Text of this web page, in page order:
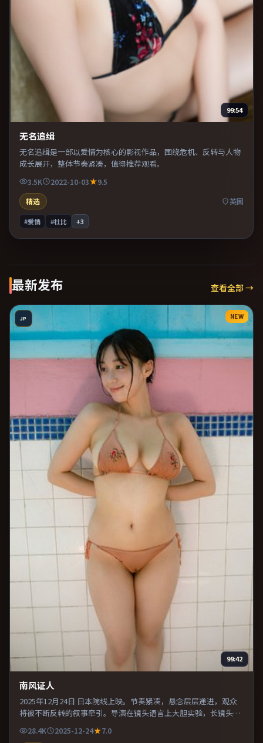
99:54
无名追缉
无名追缉是一部以爱情为核心的影视作品，围绕危机、反转与人物
成长展开，整体节奏紧凑，值得推荐观看。
3.5K 2022-10-03
9.5
精选
英国
#爱情 #杜比 +3
最新发布 查看全部 →
JP NEW
99:42
南风证人
2025年12月24日 日本院线上映。节奏紧凑，悬念层层递进，观众
将被不断反转的叙事牵引。导演在镜头语言上大胆实验，长镜头与
特写交替强化压迫感。适合喜欢现实主义题材的观众，情绪后劲较
足。
28.4K 2025-12-24
7.0